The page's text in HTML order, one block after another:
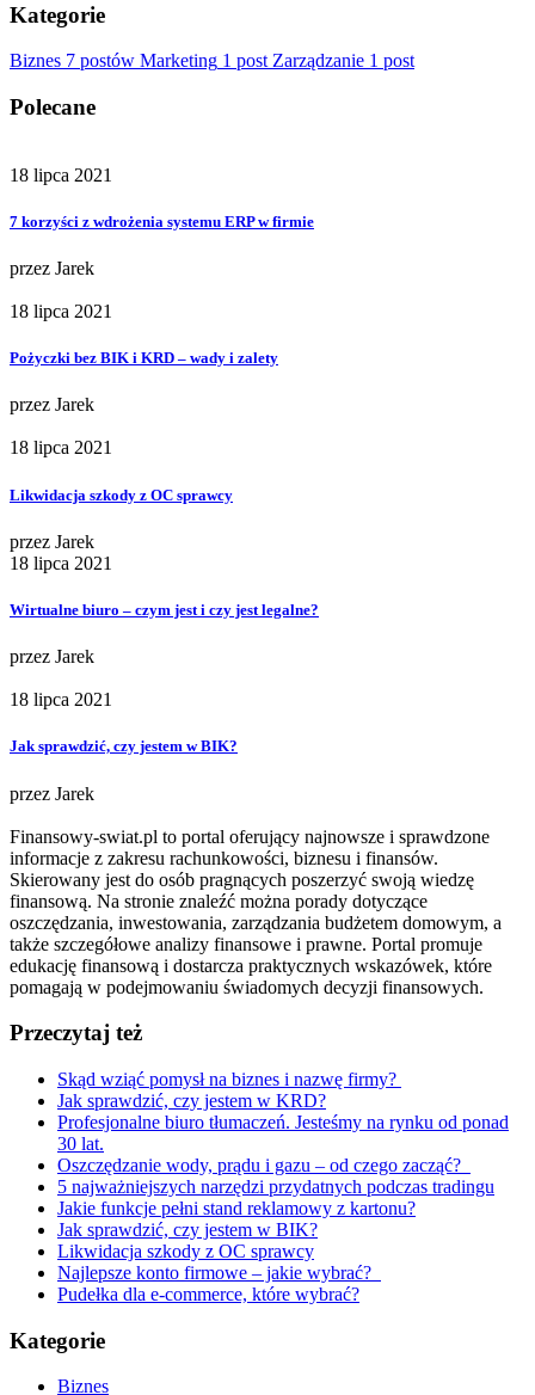
Kategorie
Biznes 7 postów Marketing 1 post Zarządzanie 1 post
Polecane
18 lipca 2021
7 korzyści z wdrożenia systemu ERP w firmie
przez Jarek
18 lipca 2021
Pożyczki bez BIK i KRD – wady i zalety
przez Jarek
18 lipca 2021
Likwidacja szkody z OC sprawcy
przez Jarek
18 lipca 2021
Wirtualne biuro – czym jest i czy jest legalne?
przez Jarek
18 lipca 2021
Jak sprawdzić, czy jestem w BIK?
przez Jarek
Finansowy-swiat.pl to portal oferujący najnowsze i sprawdzone
informacje z zakresu rachunkowości, biznesu i finansów.
Skierowany jest do osób pragnących poszerzyć swoją wiedzę
finansową. Na stronie znaleźć można porady dotyczące
oszczędzania, inwestowania, zarządzania budżetem domowym, a
także szczegółowe analizy finansowe i prawne. Portal promuje
edukację finansową i dostarcza praktycznych wskazówek, które
pomagają w podejmowaniu świadomych decyzji finansowych.
Przeczytaj też
Skąd wziąć pomysł na biznes i nazwę firmy?
Jak sprawdzić, czy jestem w KRD?
Profesjonalne biuro tłumaczeń. Jesteśmy na rynku od ponad
30 lat.
Oszczędzanie wody, prądu i gazu – od czego zacząć?
5 najważniejszych narzędzi przydatnych podczas tradingu
Jakie funkcje pełni stand reklamowy z kartonu?
Jak sprawdzić, czy jestem w BIK?
Likwidacja szkody z OC sprawcy
Najlepsze konto firmowe – jakie wybrać?
Pudełka dla e-commerce, które wybrać?
Kategorie
Biznes